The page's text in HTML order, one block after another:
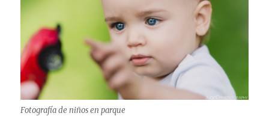
Fotografía de niños en parque